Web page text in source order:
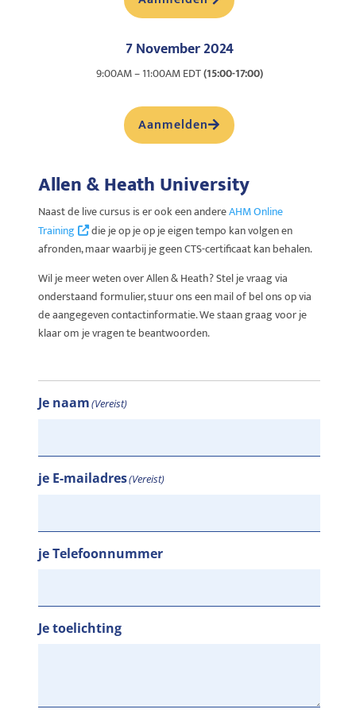
7 November 2024
9:00AM – 11:00AM EDT(15:00-17:00)
Aanmelden
Allen & Heath University
Naast de live cursus is er ook een andereAHM Online
Training
die je op je op je eigen tempo kan volgen en
afronden, maar waarbij je geen CTS-certificaat kan behalen.
Wil je meer weten over Allen & Heath? Stel je vraag via
onderstaand formulier, stuur ons een mail of bel ons op via
de aangegeven contactinformatie. We staan graag voor je
klaar om je vragen te beantwoorden.
Je naam(Vereist)
je E-mailadres(Vereist)
je Telefoonnummer
Je toelichting